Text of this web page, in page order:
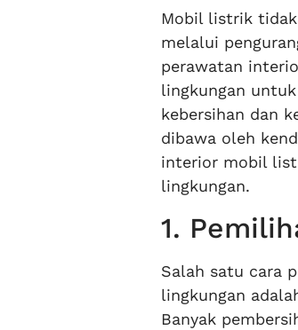
Mobil listrik
melalui
perawatan
lingkungan
kebersihan dan
dibawa oleh
interior mobil
lingkungan.
1.
Salah satu cara
lingkungan
Banyak